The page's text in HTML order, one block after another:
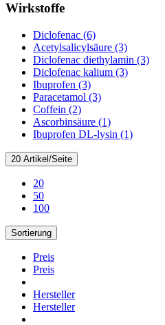
Wirkstoffe
Diclofenac (6)
Acetylsalicylsäure (3)
Diclofenac diethylamin (3)
Diclofenac kalium (3)
Ibuprofen (3)
Paracetamol (3)
Coffein (2)
Ascorbinsäure (1)
Ibuprofen DL-lysin (1)
20 Artikel/Seite
20
50
100
Sortierung
Preis
Preis
Hersteller
Hersteller